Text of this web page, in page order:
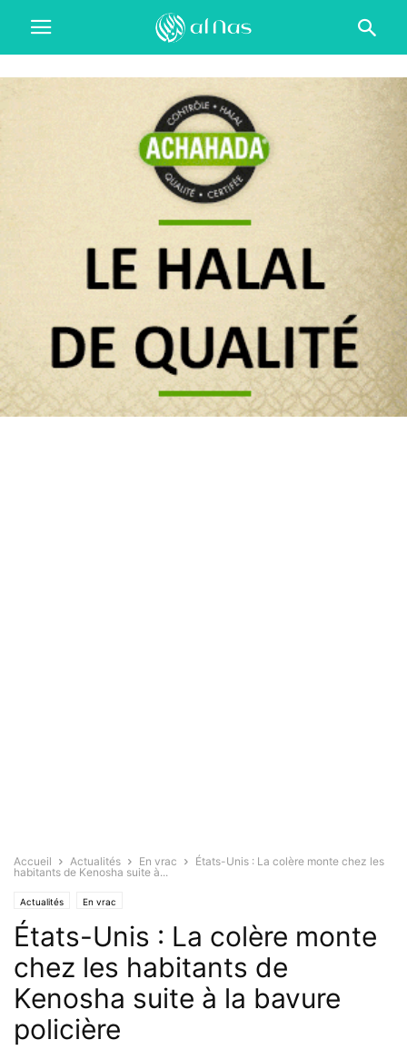
Accueil Actualités En vrac
États-Unis : La colère monte chez les
habitants de Kenosha suite à...
Actualités En vrac
États-Unis : La colère monte
chez les habitants de
Kenosha suite à la bavure
policière